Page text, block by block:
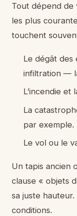
Tout dépend de
les plus
touchent
Le dégât des
infiltration —
L’incendie et
La
par exemple.
Le vol ou le
Un tapis ancien
clause « objets
sa juste
conditions.